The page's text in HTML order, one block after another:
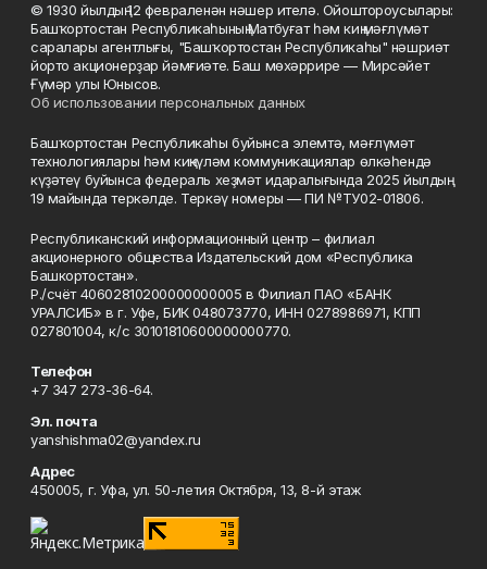
© 1930 йылдың 12 февраленән нәшер ителә. Ойоштороусылары:
Башҡортостан Республикаһының Матбуғат һәм киң мәғлүмәт
саралары агентлығы, "Башҡортостан Республикаһы" нәшриәт
йорто акционерҙар йәмғиәте. Баш мөхәррире — Мирсәйет
Ғүмәр улы Юнысов.
Об использовании персональных данных
Башҡортостан Республикаһы буйынса элемтә, мәғлүмәт
технологиялары һәм киңкүләм коммуникациялар өлкәһендә
күҙәтеү буйынса федераль хеҙмәт идаралығында 2025 йылдың
19 майында теркәлде. Теркәү номеры — ПИ №ТУ02-01806.
Республиканский информационный центр – филиал
акционерного общества Издательский дом «Республика
Башкортостан».
Р./счёт 40602810200000000005 в Филиал ПАО «БАНК
УРАЛСИБ» в г. Уфе, БИК 048073770, ИНН 0278986971, КПП
027801004, к/с 30101810600000000770.
Телефон
+7 347 273-36-64.
Эл. почта
yanshishma02@yandex.ru
Адрес
450005, г. Уфа, ул. 50-летия Октября, 13, 8-й этаж